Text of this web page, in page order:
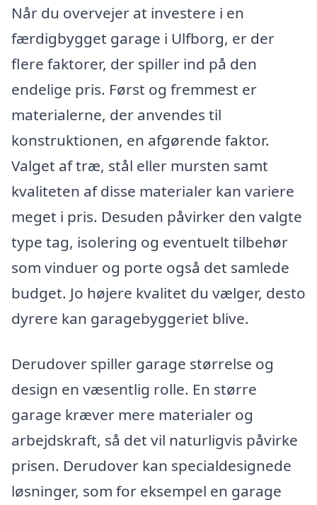
Når du overvejer at investere i en
færdigbygget garage i Ulfborg, er der
flere faktorer, der spiller ind på den
endelige pris. Først og fremmest er
materialerne, der anvendes til
konstruktionen, en afgørende faktor.
Valget af træ, stål eller mursten samt
kvaliteten af disse materialer kan variere
meget i pris. Desuden påvirker den valgte
type tag, isolering og eventuelt tilbehør
som vinduer og porte også det samlede
budget. Jo højere kvalitet du vælger, desto
dyrere kan garagebyggeriet blive.
Derudover spiller garage størrelse og
design en væsentlig rolle. En større
garage kræver mere materialer og
arbejdskraft, så det vil naturligvis påvirke
prisen. Derudover kan specialdesignede
løsninger, som for eksempel en garage